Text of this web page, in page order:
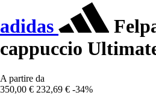
adidas
cappuccio
A partire da
350,00 € 232,69 € -34%